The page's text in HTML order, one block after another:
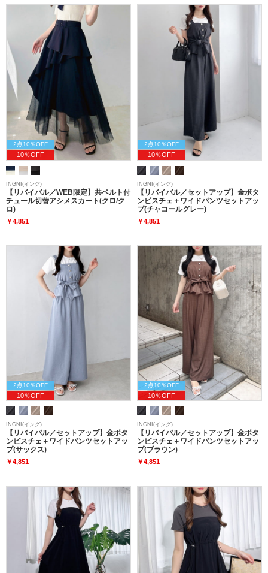
2点10％OFF
10％OFF
INGNI(イング)
【リバイバル／WEB限定】共ベルト付
チュール切替アシメスカート(クロ/ク
ロ)
￥4,851
2点10％OFF
10％OFF
INGNI(イング)
【リバイバル／セットアップ】金ボタ
ンビスチェ＋ワイドパンツセットアッ
プ(チャコールグレー)
￥4,851
2点10％OFF
10％OFF
INGNI(イング)
【リバイバル／セットアップ】金ボタ
ンビスチェ＋ワイドパンツセットアッ
プ(サックス)
￥4,851
2点10％OFF
10％OFF
INGNI(イング)
【リバイバル／セットアップ】金ボタ
ンビスチェ＋ワイドパンツセットアッ
プ(ブラウン)
￥4,851